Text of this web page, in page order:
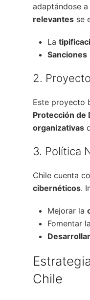
adaptándose
relevantes se
La
Sanciones
2.
Este proyecto
Protección de
organizativas
3. Política
Chile cuenta
cibernéticos.
Mejorar la
Fomentar
Chile